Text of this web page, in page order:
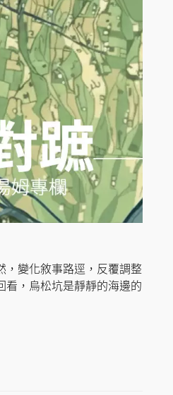
，變化敘事路逕，反覆調整
看，烏松坑是靜靜的海邊的